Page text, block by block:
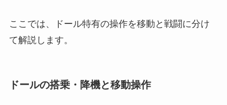
ここでは、ドール特有の操作を移動と戦闘に分け
て解説します。
ドールの搭乗・降機と移動操作